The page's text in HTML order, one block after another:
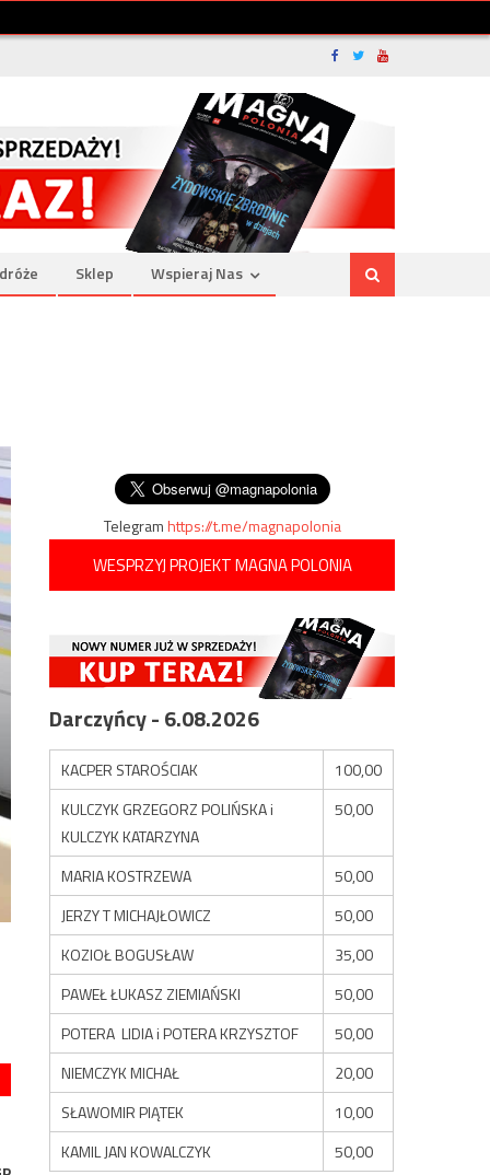
Sklep Wspieraj Nas
Telegramhttps://t.me/magnapolonia
WESPRZYJ PROJEKT MAGNA POLONIA
Darczyńcy - 6.08.2026
KACPER STAROŚCIAK
100,00
KULCZYK GRZEGORZ POLIŃSKA i
KULCZYK KATARZYNA
50,00
MARIA KOSTRZEWA
50,00
JERZY T MICHAJŁOWICZ
50,00
KOZIOŁ BOGUSŁAW
35,00
PAWEŁ ŁUKASZ ZIEMIAŃSKI
50,00
POTERA LIDIA i POTERA KRZYSZTOF
50,00
NIEMCZYK MICHAŁ
20,00
SŁAWOMIR PIĄTEK
10,00
KAMIL JAN KOWALCZYK
50,00